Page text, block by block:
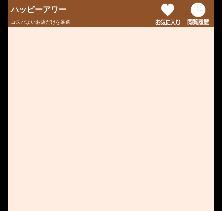
ハッピーアワー
コスパよいお店だけを厳選